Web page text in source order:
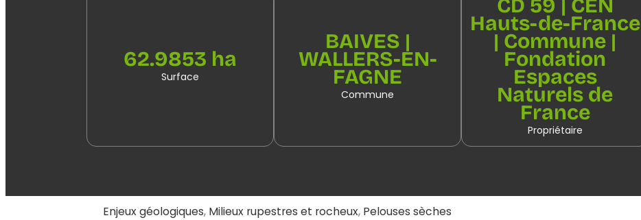
62.9853 ha
Surface
BAIVES |
WALLERS-EN-
FAGNE
Commune
CD 59 | CEN
Hauts-de-France
| Commune |
Fondation
Espaces
Naturels de
France
Propriétaire
Enjeux géologiques, Milieux rupestres et rocheux, Pelouses sèches